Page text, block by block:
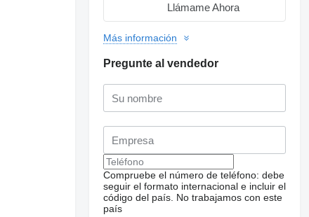
Llámame Ahora
Más información
Pregunte al vendedor
Compruebe el número de teléfono: debe
seguir el formato internacional e incluir el
código del país. No trabajamos con este
país